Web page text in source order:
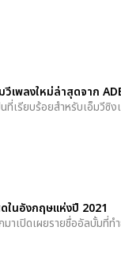
เพลงใหม่ล่าสุดจาก
ที่เรียบร้อยสำหรับเอ็มวีซิ
นอังกฤษแห่งปี 2021
าเปิดเผยรายชื่ออัลบั้มที่